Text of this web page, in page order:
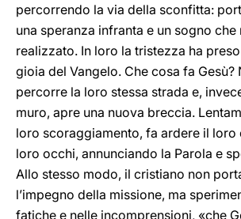
percorrendo la via della sconfitta:
una speranza infranta e un sogno che
realizzato. In loro la tristezza ha
gioia del Vangelo. Che cosa fa Gesù?
percorre la loro stessa strada e,
muro, apre una nuova breccia.
loro scoraggiamento, fa ardere il loro
loro occhi, annunciando la Parola e
Allo stesso modo, il cristiano non
l’impegno della missione, ma
fatiche e nelle incomprensioni, «che